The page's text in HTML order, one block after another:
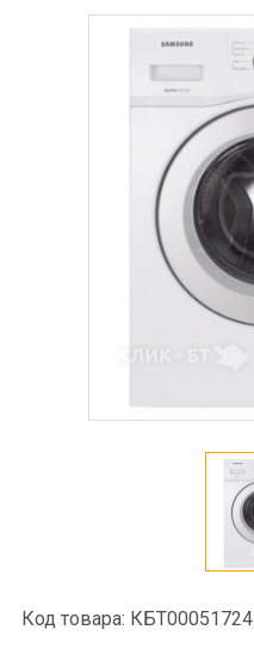
Код товара: КБТ00051724